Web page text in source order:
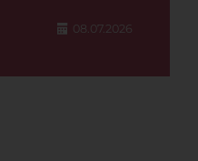
08.07.2026